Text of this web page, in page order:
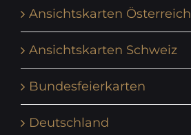
Ansichtskarten Österreich
Ansichtskarten Schweiz
Bundesfeierkarten
Deutschland